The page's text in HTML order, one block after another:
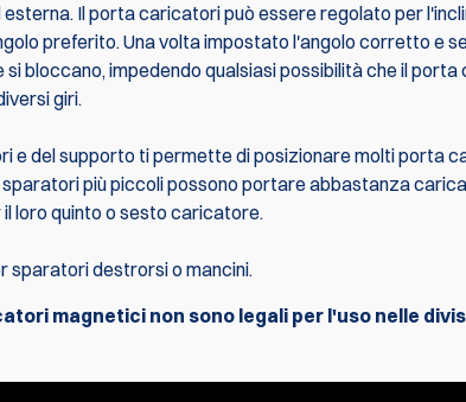
Il porta caricatori può essere regolato per
preferito. Una volta impostato l'angolo corretto e
bloccano, impedendo qualsiasi possibilità che il
giri.
e del supporto ti permette di posizionare molti porta
più piccoli possono portare abbastanza
loro quinto o sesto caricatore.
sparatori destrorsi o mancini.
magnetici non sono legali per l'uso nelle